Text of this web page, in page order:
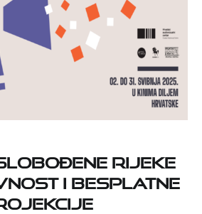
Rijeke
i besplatne